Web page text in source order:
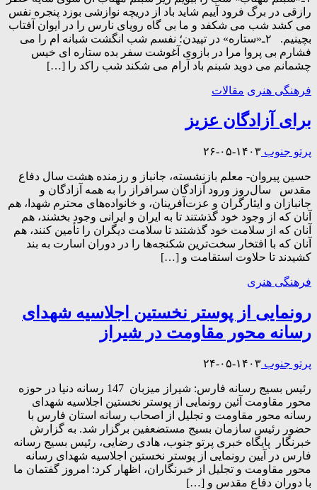
رازقی در برگ فرود آییم شاید باد از دریچه نوازشی بوزد پنجره نفس
می کشد شب می شکفد و ما بی گاه رویای نارس را در ایوان آفتاب
بچینیم. ۲ـ«ستاره» در تپیدن؛ نفسم شب انگشت شبانه ام را می
فشارم بی پروا مرا در بازوی آغوشت سفر بده ستاره ای خیس
چشمانم می دوید شبنم باد آرام می شکند شب راکد را […]
فرهنگی هنری مقالات
برای آزادگان عزیز
پرتو جنوب ۱۴۰۳-۰۵-۲۶
حسین پیروان- معلم بازنشسته، جانباز و رزمنده هشت سال دفاع
مقدس سال‌روز ورود آزادگان سرافراز را به همه آزادگان و
جانبازان و ایثارگران و عزت‌آفرینان، و خانواده‌های محترم شهدا، هم
آنان که از وجود خود گذشتند تا به ایران و ایرانی وجود بخشند، هم
آنان که از سلامت خود گذشتند تا سلامت دیگران را تأمین کنند، هم
آنان که با افتخار سخت‌ترین شکنجه‌ها را در دوران اسارت به بند
کشیدند تا حلاوت استقامت و […]
فرهنگی هنری
رونمایی از پوستر نخستین اجلاسیه شهدای
رسانه محور مقاومت در شیراز
پرتو جنوب ۱۴۰۳-۰۵-۲۴
رئیس بسیج رسانه فارس: شیراز میزبان 147 رسانه دنیا در حوزه
محور مقاومت آئین رونمایی از پوستر نخستین اجلاسیه شهدای
رسانه محور مقاومت و تجلیل از اصحاب رسانه استان فارس با
حضور رئیس سازمان بسیج مستضعفین برگزار شد. به گزارش
خبرنگار پایگاه خبری پرتو جنوب، هادی رضایی، رئیس بسیج رسانه
فارس در آیین رونمایی از پوستر نخستین اجلاسیه شهدای رسانه
محور مقاومت و تجلیل از خبرنگاران، اظهار کرد: امروز گفتمان ما
با دوران دفاع مقدس و […]